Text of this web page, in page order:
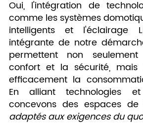
Oui, l'intégration de
comme les systèmes
intelligents et l'éclairage
intégrante de notre
permettent non
confort et la sécurité, mais
efficacement la
En alliant technologies
concevons des espaces de
adaptés aux exigences du